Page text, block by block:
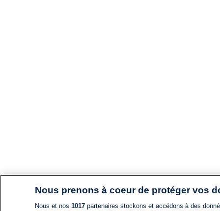
Nous prenons à coeur de protéger vos
Nous et nos 1017partenaires stockons et accédons à des